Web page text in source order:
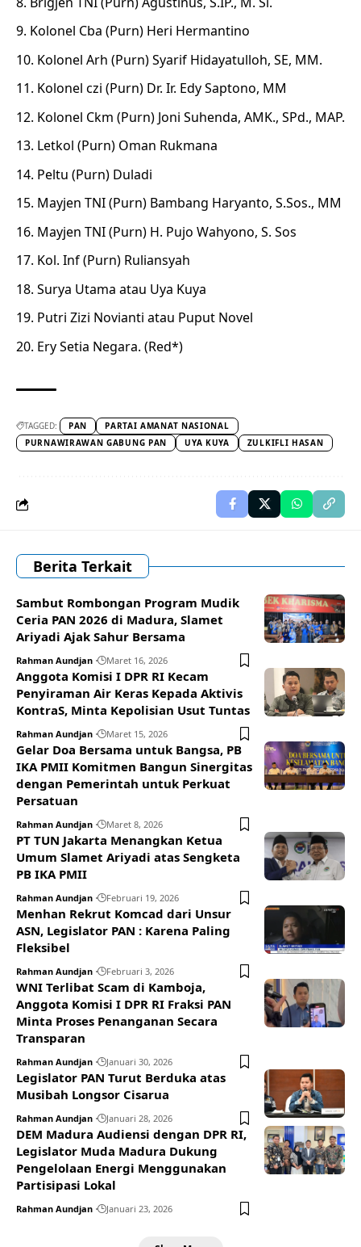
Kolonel Cba (Purn) Heri Hermantino
Kolonel Arh (Purn) Syarif Hidayatulloh, SE, MM.
Kolonel czi (Purn) Dr. Ir. Edy Saptono, MM
Kolonel Ckm (Purn) Joni Suhenda, AMK., SPd., MAP.
Letkol (Purn) Oman Rukmana
Peltu (Purn) Duladi
Mayjen TNI (Purn) Bambang Haryanto, S.Sos., MM
Mayjen TNI (Purn) H. Pujo Wahyono, S. Sos
Kol. Inf (Purn) Ruliansyah
Surya Utama atau Uya Kuya
Putri Zizi Novianti atau Puput Novel
Ery Setia Negara. (Red*)
TAGGED: PAN
PARTAI AMANAT NASIONAL
PURNAWIRAWAN GABUNG PAN
UYA KUYA ZULKIFLI HASAN
Berita Terkait
Sambut Rombongan Program Mudik
Ceria PAN 2026 di Madura, Slamet
Ariyadi Ajak Sahur Bersama
Rahman Aundjan Maret 16, 2026
Anggota Komisi I DPR RI Kecam
Penyiraman Air Keras Kepada Aktivis
KontraS, Minta Kepolisian Usut Tuntas
Rahman Aundjan Maret 15, 2026
Gelar Doa Bersama untuk Bangsa, PB
IKA PMII Komitmen Bangun Sinergitas
dengan Pemerintah untuk Perkuat
Persatuan
Rahman Aundjan Maret 8, 2026
PT TUN Jakarta Menangkan Ketua
Umum Slamet Ariyadi atas Sengketa
PB IKA PMII
Rahman Aundjan Februari 19, 2026
Menhan Rekrut Komcad dari Unsur
ASN, Legislator PAN : Karena Paling
Fleksibel
Rahman Aundjan Februari 3, 2026
WNI Terlibat Scam di Kamboja,
Anggota Komisi I DPR RI Fraksi PAN
Minta Proses Penanganan Secara
Transparan
Rahman Aundjan Januari 30, 2026
Legislator PAN Turut Berduka atas
Musibah Longsor Cisarua
Rahman Aundjan Januari 28, 2026
DEM Madura Audiensi dengan DPR RI,
Legislator Muda Madura Dukung
Pengelolaan Energi Menggunakan
Partisipasi Lokal
Rahman Aundjan Januari 23, 2026